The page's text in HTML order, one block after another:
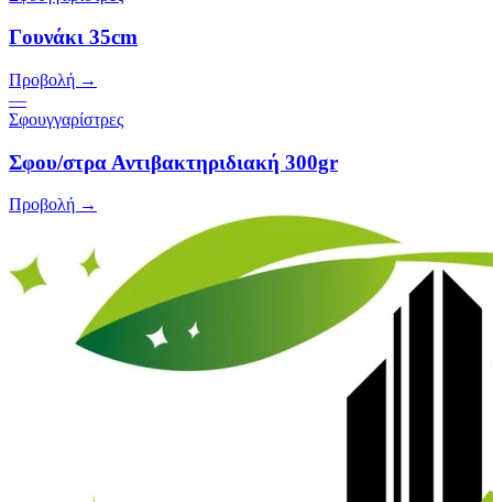
Γουνάκι 35cm
Προβολή →
—
Σφουγγαρίστρες
Σφου/στρα Αντιβακτηριδιακή 300gr
Προβολή →